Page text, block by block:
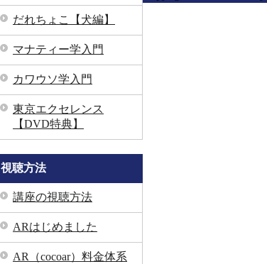
だれちょこ【犬編】
マナティー学入門
カワウソ学入門
東京エクセレンス
【DVD特典】
視聴方法
講座の視聴方法
ARはじめました
AR（cocoar）料金体系